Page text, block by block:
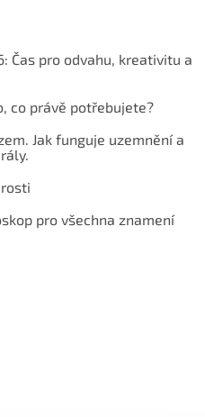
Čas pro odvahu, kreativitu a
co právě potřebujete?
Jak funguje uzemnění a
pro všechna znamení